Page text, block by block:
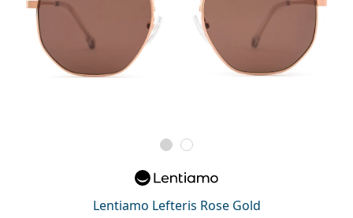
Lentiamo Lefteris Rose Gold